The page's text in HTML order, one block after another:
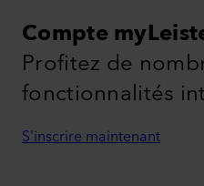
Compte
Profitez de
fonctionnalités
S'inscrire maintenant